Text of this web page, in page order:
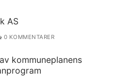
AS
0 KOMMENTARER
kommuneplanens